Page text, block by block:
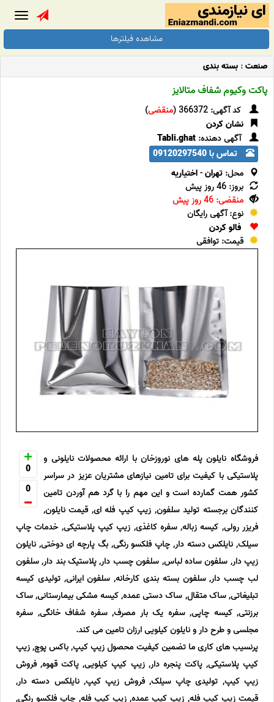
مشاهده فیلترها
صنعت: بسته بندی
پاکت وکیوم شفاف متالایز
کد آگهی: 366372 ( منقضی)
نشان کردن
آگهی دهنده: Tabli.ghat
تماس با 09120297540
محل: تهران-اختیاریه
بروز: 46 روز پیش
منقضی: 46 روز پیش
نوع: آگهی رایگان
فالو کردن
قیمت: توافقی
0
0
فروشگاه نایلون پله های نوروزخان با ارائه محصولات نایلونی و
پلاستیکی با کیفیت برای تامین نیازهای مشتریان عزیز در سراسر
کشور همت گمارده است و این مهم را با گرد هم آوردن تامین
کنندگان برجسته تولید سلفون, زیپ کیپ فله ای, قیمت نایلون,
فریزر رولی, کیسه زباله, سفره کاغذی, زیپ کیپ پلاستیکی, خدمات چاپ
سیلک, نایلکس دسته دار, چاپ فلکسو رنگی, بگ پارچه ای دوختی, نایلون
زیپ دار, سلفون ساده لباس, سلفون چسب دار, پلاستیک بند دار, سلفون
لب چسب دار, سلفون بسته بندی کارخانه, سلفون ایرانی, تولیدی کیسه
تبلیغاتی, ساک متقال, ساک دستی عمده, کیسه مشکی بیمارستانی, ساک
برزنتی, کیسه چاپی, سفره یک بار مصرف, سفره شفاف خانگی, سفره
مجلسی و طرح دار و نایلون کیلویی ارزان تامین می کند.
پرنسیب های کاری ما تضمین کیفیت محصول زیپ کیپ, باکس پوچ, زیپ
کیپ پلاستیکی, پاکت پنجره دار, زیپ کیپ کیلویی, پاکت قهوه, فروش
زیپ کیپ, تولیدی چاپ سیلک, فروش زیپ کیپ, نایلکس دسته دار,
قیمت زیپ کیپ فله, زیپ کیپ عمده, زیپ کیپ فله, چاپ فلکسو رنگی,